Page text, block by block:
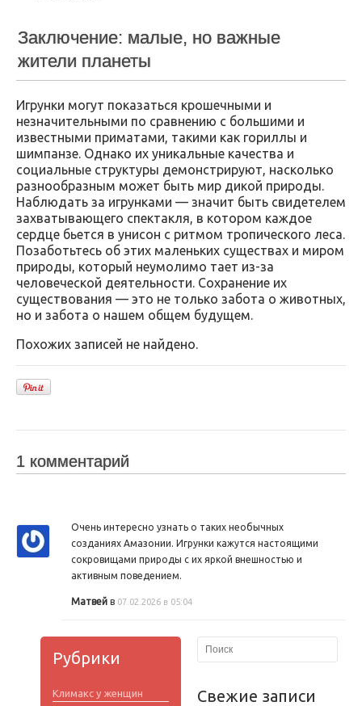
Заключение: малые, но важные
жители планеты
Игрунки могут показаться крошечными и
незначительными по сравнению с большими и
известными приматами, такими как гориллы и
шимпанзе. Однако их уникальные качества и
социальные структуры демонстрируют, насколько
разнообразным может быть мир дикой природы.
Наблюдать за игрунками — значит быть свидетелем
захватывающего спектакля, в котором каждое
сердце бьется в унисон с ритмом тропического леса.
Позаботьтесь об этих маленьких существах и миром
природы, который неумолимо тает из-за
человеческой деятельности. Сохранение их
существования — это не только забота о животных,
но и забота о нашем общем будущем.
Похожих записей не найдено.
1 комментарий
Очень интересно узнать о таких необычных
созданиях Амазонии. Игрунки кажутся настоящими
сокровищами природы с их яркой внешностью и
активным поведением.
Матвей в 07.02.2026 в 05:04
Рубрики
Климакс у женщин
Свежие записи